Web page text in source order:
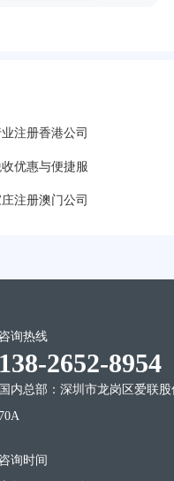
注册香港公司
优惠与便捷服
注册澳门公司
咨询热线
138-2652-8954
国内总部：深圳市龙岗区爱联股
70A
咨询时间